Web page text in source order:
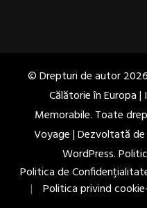
© Drepturi de autor 2026
Călătorie în Europa
Memorabile. Toate
Voyage | Dezvoltată de
WordPress.
Politica de
Politica privind